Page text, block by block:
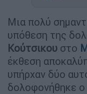
Μια πολύ
υπόθεση της
Κούτσικου στο
έκθεση
υπήρχαν δύο
δολοφονήθηκε ο